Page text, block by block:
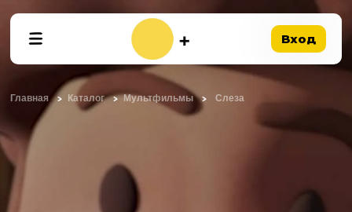
Вход
Главная Каталог Мультфильмы Слеза